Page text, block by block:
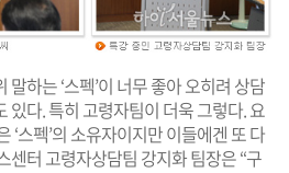
하는 ‘스펙’이 너무 좋아 오히려 상담
있다. 특히 고령자팀이 더욱 그렇다. 요
‘스펙’의 소유자이지만 이들에겐 또 다
센터 고령자상담팀 강지화 팀장은 “구